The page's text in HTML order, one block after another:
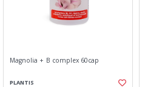
Magnolia + B complex 60cap
PLANTIS